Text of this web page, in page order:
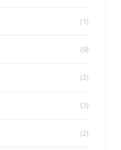
(1)
(9)
(3)
(3)
(2)